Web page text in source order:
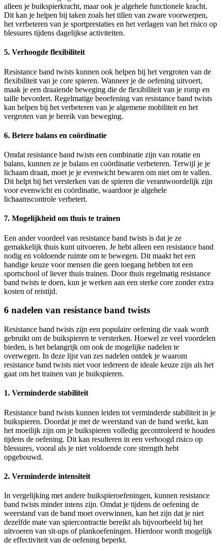
alleen je buikspierkracht, maar ook je algehele functionele kracht.
Dit kan je helpen bij taken zoals het tillen van zware voorwerpen,
het verbeteren van je sportprestaties en het verlagen van het risico op
blessures tijdens dagelijkse activiteiten.
5. Verhoogde flexibiliteit
Resistance band twists kunnen ook helpen bij het vergroten van de
flexibiliteit van je core spieren. Wanneer je de oefening uitvoert,
maak je een draaiende beweging die de flexibiliteit van je romp en
taille bevordert. Regelmatige beoefening van resistance band twists
kan helpen bij het verbeteren van je algemene mobiliteit en het
vergroten van je bereik van beweging.
6. Betere balans en coördinatie
Omdat resistance band twists een combinatie zijn van rotatie en
balans, kunnen ze je balans en coördinatie verbeteren. Terwijl je je
lichaam draait, moet je je evenwicht bewaren om niet om te vallen.
Dit helpt bij het versterken van de spieren die verantwoordelijk zijn
voor evenwicht en coördinatie, waardoor je algehele
lichaamscontrole verbetert.
7. Mogelijkheid om thuis te trainen
Een ander voordeel van resistance band twists is dat je ze
gemakkelijk thuis kunt uitvoeren. Je hebt alleen een resistance band
nodig en voldoende ruimte om te bewegen. Dit maakt het een
handige keuze voor mensen die geen toegang hebben tot een
sportschool of liever thuis trainen. Door thuis regelmatig resistance
band twists te doen, kun je werken aan een sterke core zonder extra
kosten of reistijd.
6 nadelen van resistance band twists
Resistance band twists zijn een populaire oefening die vaak wordt
gebruikt om de buikspieren te versterken. Hoewel ze veel voordelen
bieden, is het belangrijk om ook de mogelijke nadelen te
overwegen. In deze lijst van zes nadelen ontdek je waarom
resistance band twists niet voor iedereen de ideale keuze zijn als het
gaat om het trainen van je buikspieren.
1. Verminderde stabiliteit
Resistance band twists kunnen leiden tot verminderde stabiliteit in je
buikspieren. Doordat je met de weerstand van de band werkt, kan
het moeilijk zijn om je buikspieren volledig gecontroleerd te houden
tijdens de oefening. Dit kan resulteren in een verhoogd risico op
blessures, vooral als je niet voldoende core strength hebt
opgebouwd.
2. Verminderde intensiteit
In vergelijking met andere buikspieroefeningen, kunnen resistance
band twists minder intens zijn. Omdat je tijdens de oefening de
weerstand van de band moet overwinnen, kan het zijn dat je niet
dezelfde mate van spiercontractie bereikt als bijvoorbeeld bij het
uitvoeren van sit-ups of plankoefeningen. Hierdoor wordt mogelijk
de effectiviteit van de oefening beperkt.